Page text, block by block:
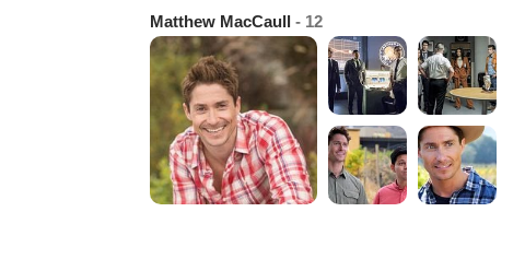
Matthew MacCaull - 12